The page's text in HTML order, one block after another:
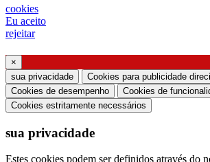
pedido de suporte ou projeto de
Solicitação de webinar ou
Manifestação de consentimento
Regulamento da UE n.º 2016/679)
dos dados pessoais e concordo com
dos meus dados pessoais.
cookies
Eu aceito
rejeitar
×
sua privacidade
Cookies para publicidade
Cookies de desempenho
Cookies de
Cookies estritamente necessários
sua privacidade
Estes cookies podem ser definidos através do